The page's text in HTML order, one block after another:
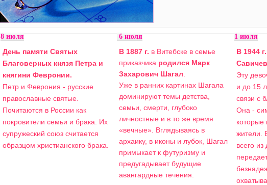
8 июля 6 июля 1 июля
День памяти Святых
Благоверных князя Петра и
княгини Февронии.
Петр и Феврония - русские
православные святые.
Почитаются в России как
покровители семьи и брака. Их
супружеский союз считается
образцом христианского брака.
В 1887 г. в Витебске в семье
приказчика родился Марк
Захарович Шагал
Уже в ранних картинах Шагала
доминируют темы детства,
семьи, смерти, глубоко
личностные и в то же время
«вечные». Вглядываясь в
архаику, в иконы и лубок, Шагал
примыкает к футуризму и
предугадывает будущие
авангардные течения.
В 1944
Эту
и до 15
связи с
Она -
которые
жители.
всего из